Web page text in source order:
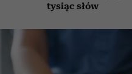
tysiąc słów